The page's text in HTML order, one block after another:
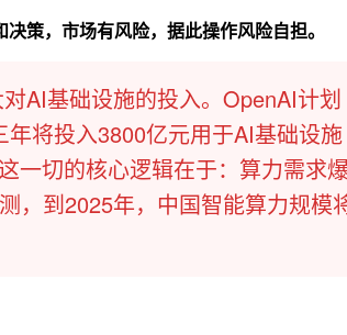
策，市场有风险，据此操作风险自担。
AI基础设施的投入。​OpenAI计划
将投入3800亿元用于AI基础设施
一切的核心逻辑在于：​算力需求
，到2025年，中国智能算力规模